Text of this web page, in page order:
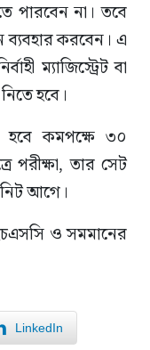
পারবেন না। তবে
ব্যবহার করবেন। এ
ম্যাজিস্ট্রেট বা
নিতে হবে।
হবে কমপক্ষে ৩০
পরীক্ষা, তার সেট
আগে।
ও সমমানের
LinkedIn